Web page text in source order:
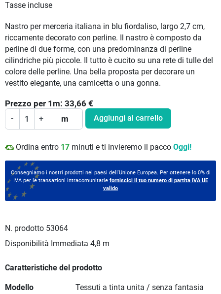
Tasse incluse
Nastro per merceria italiana in blu fiordaliso, largo 2,7 cm,
riccamente decorato con perline. Il nastro è composto da
perline di due forme, con una predominanza di perline
cilindriche più piccole. Il tutto è cucito su una rete di tulle del
colore delle perline. Una bella proposta per decorare un
vestito elegante, una camicetta o una gonna.
Prezzo per 1 m: 33,66 €
- + m Aggiungi al carrello
Ordina entro 17 minuti e ti invieremo il pacco Oggi!
Consegniamo i nostri prodotti nei paesi dell'Unione Europea. Per ottenere lo 0% di
IVA per le transazioni intracomunitarie forniscici il tuo numero di partita IVA UE
valido
N. prodotto 53064
Disponibilità Immediata 4,8 m
Caratteristiche del prodotto
Modello
Tessuti a tinta unita / senza fantasia